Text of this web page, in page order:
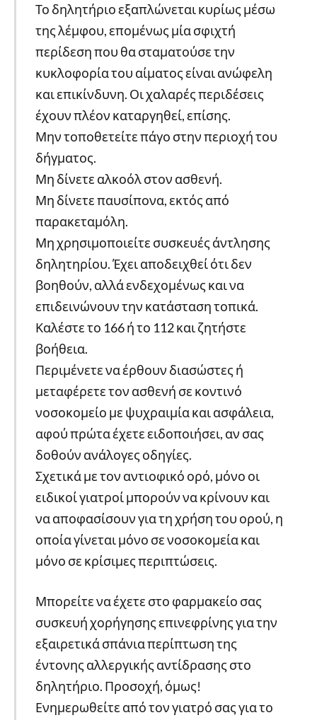
Το δηλητήριο εξαπλώνεται κυρίως μέσω
της λέμφου, επομένως μία σφιχτή
περίδεση που θα σταματούσε την
κυκλοφορία του αίματος είναι ανώφελη
και επικίνδυνη. Οι χαλαρές περιδέσεις
έχουν πλέον καταργηθεί, επίσης.
Μην τοποθετείτε πάγο στην περιοχή του
δήγματος.
Μη δίνετε αλκοόλ στον ασθενή.
Μη δίνετε παυσίπονα, εκτός από
παρακεταμόλη.
Μη χρησιμοποιείτε συσκευές άντλησης
δηλητηρίου. Έχει αποδειχθεί ότι δεν
βοηθούν, αλλά ενδεχομένως και να
επιδεινώνουν την κατάσταση τοπικά.
Καλέστε το 166 ή το 112 και ζητήστε
βοήθεια.
Περιμένετε να έρθουν διασώστες ή
μεταφέρετε τον ασθενή σε κοντινό
νοσοκομείο με ψυχραιμία και ασφάλεια,
αφού πρώτα έχετε ειδοποιήσει, αν σας
δοθούν ανάλογες οδηγίες.
Σχετικά με τον αντιοφικό ορό, μόνο οι
ειδικοί γιατροί μπορούν να κρίνουν και
να αποφασίσουν για τη χρήση του ορού, η
οποία γίνεται μόνο σε νοσοκομεία και
μόνο σε κρίσιμες περιπτώσεις.
Μπορείτε να έχετε στο φαρμακείο σας
συσκευή χορήγησης επινεφρίνης για την
εξαιρετικά σπάνια περίπτωση της
έντονης αλλεργικής αντίδρασης στο
δηλητήριο. Προσοχή, όμως!
Ενημερωθείτε από τον γιατρό σας για το